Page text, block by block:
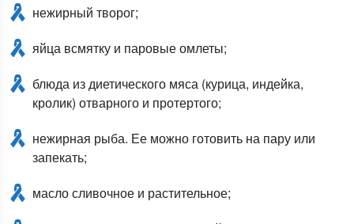
нежирный творог;
яйца всмятку и паровые омлеты;
блюда из диетического мяса (курица, индейка,
кролик) отварного и протертого;
нежирная рыба. Ее можно готовить на пару или
запекать;
масло сливочное и растительное;